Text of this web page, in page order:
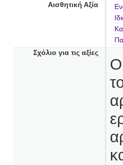
Αισθητική Αξία
Σχόλιο για τις αξίες
Ο